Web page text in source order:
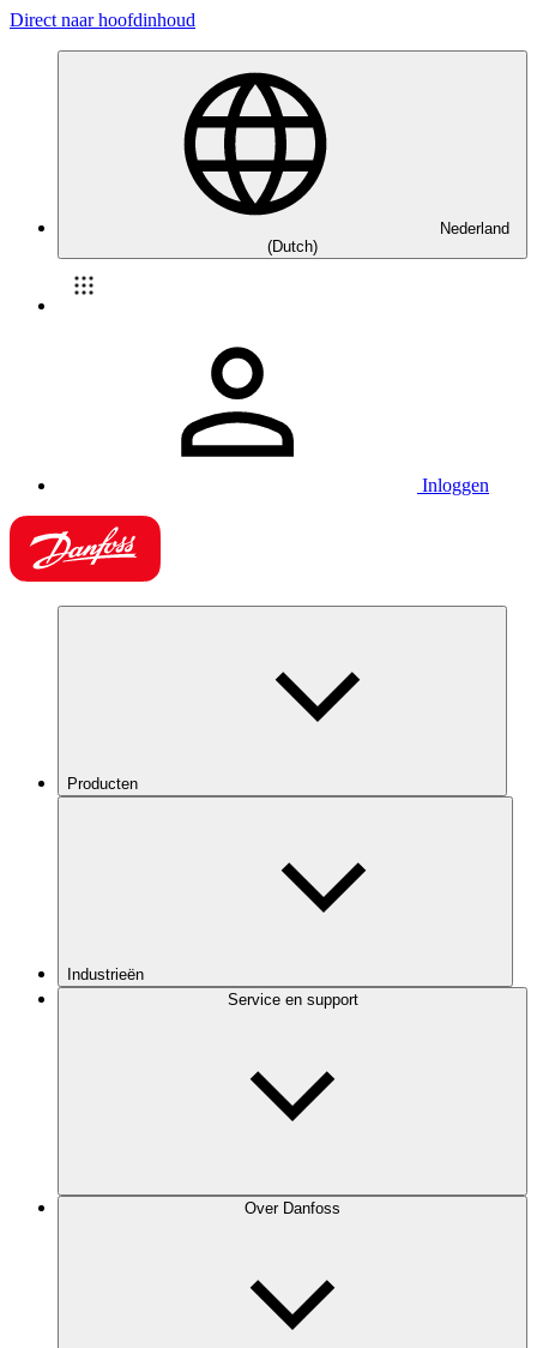
Direct naar hoofdinhoud
Nederland
(Dutch)
Inloggen
Producten
Industrieën
Service en support
Over Danfoss